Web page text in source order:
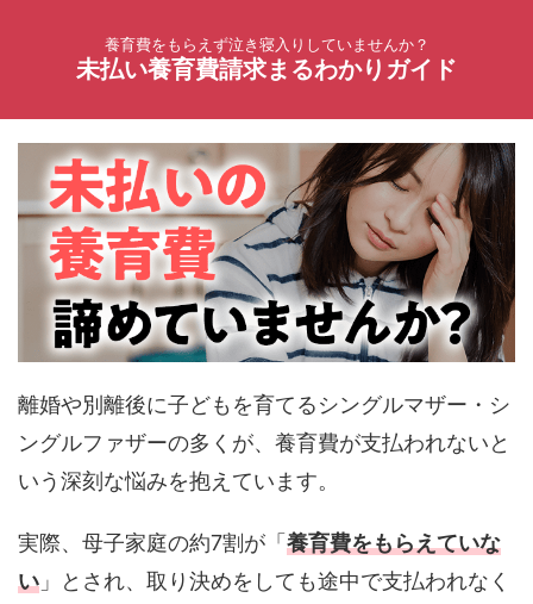
養育費をもらえず泣き寝入りしていませんか？
未払い養育費請求まるわかりガイド
離婚や別離後に子どもを育てるシングルマザー・シ
ングルファザーの多くが、養育費が支払われないと
いう深刻な悩みを抱えています。
実際、母子家庭の約7割が「 養育費をもらえていな
い 」とされ、取り決めをしても途中で支払われなく